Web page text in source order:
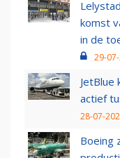
komst
in de
29-
actief
28-07-
Boeing